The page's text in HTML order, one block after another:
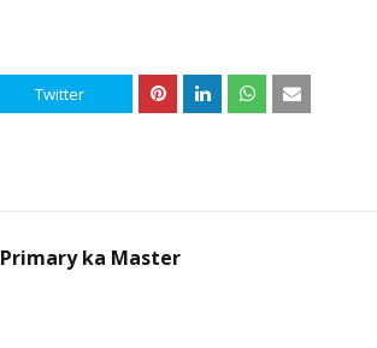
Twitter
Primary ka Master